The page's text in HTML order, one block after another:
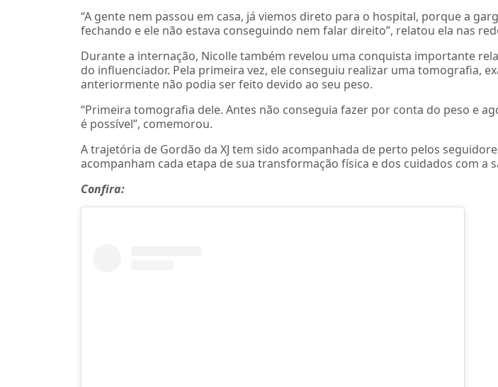
“A gente nem passou em casa, já viemos direto para o hospital, porque a
fechando e ele não estava conseguindo nem falar direito”, relatou ela nas
Durante a internação, Nicolle também revelou uma conquista importante
do influenciador. Pela primeira vez, ele conseguiu realizar uma tomografia,
anteriormente não podia ser feito devido ao seu peso.
“Primeira tomografia dele. Antes não conseguia fazer por conta do peso e
é possível”, comemorou.
A trajetória de Gordão da XJ tem sido acompanhada de perto pelos
acompanham cada etapa de sua transformação física e dos cuidados com a
Confira: